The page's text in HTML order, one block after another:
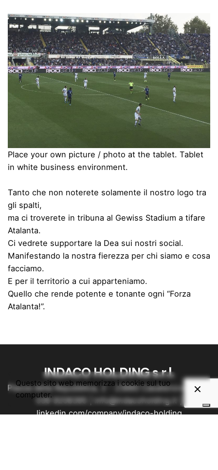
Place your own picture / photo at the tablet. Tablet
in white business environment.
Tanto che non noterete solamente il nostro logo tra
gli spalti,
ma ci troverete in tribuna al Gewiss Stadium a tifare
Atalanta.
Ci vedrete supportare la Dea sui nostri social.
Manifestando la nostra fierezza per chi siamo e cosa
facciamo.
E per il territorio a cui apparteniamo.
Quello che rende potente e tonante ogni “Forza
Atalanta!”.
INDACO HOLDING s.r.l.
Piazza della Repubblica, 2 - 23880 Casatenovo (LC) |
039 9208395
info@indacoholding.it
linkedin.com/company/indaco-holding
Questo sito web memorizza i cookie sul tuo
computer.